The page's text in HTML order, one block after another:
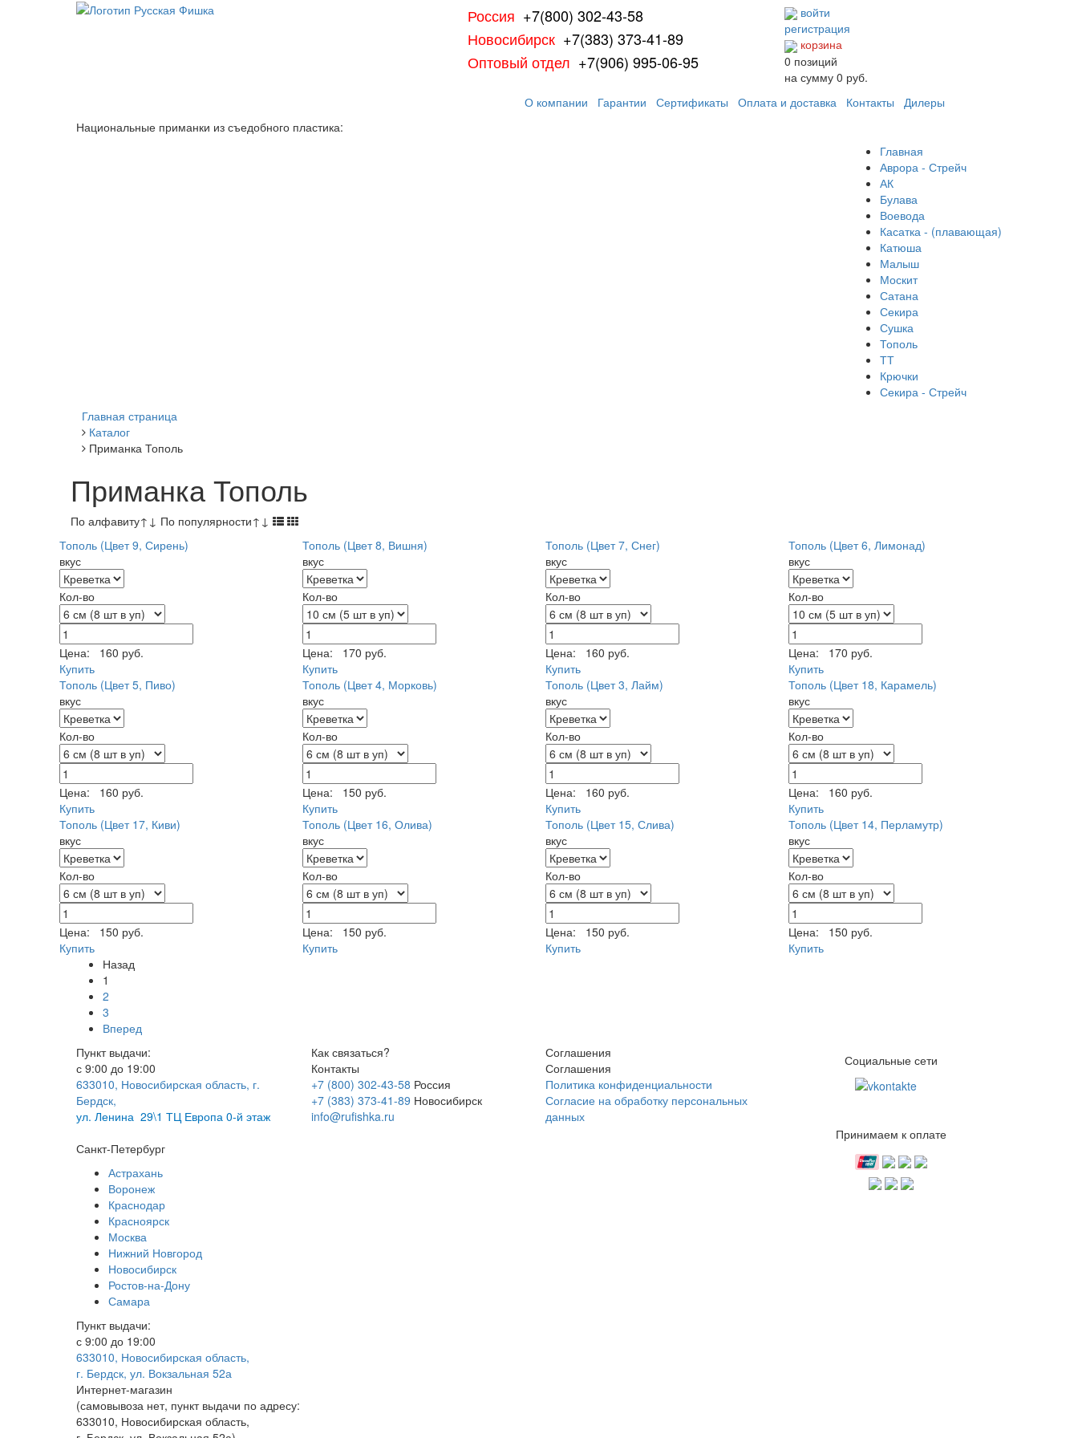
Россия +7(800) 302-43-58
Новосибирск +7(383) 373-41-89
Оптовый отдел +7(906) 995-06-95
войти
регистрация
корзина
0 позиций
на сумму 0 руб.
О компании
Гарантии Сертификаты Оплата и доставка Контакты
Дилеры
Национальные приманки из съедобного пластика:
Главная
Аврора - Стрейч
АК
Булава
Воевода
Касатка - (плавающая)
Катюша
Малыш
Москит
Сатана
Секира
Сушка
Тополь
ТТ
Крючки
Секира - Стрейч
Главная страница
Каталог
Приманка Тополь
Приманка Тополь
По алфавиту↑ ↓ По популярности↑ ↓
Тополь (Цвет 9, Сирень)
вкус
Кол-во
Цена:
160 руб.
Купить
Тополь (Цвет 8, Вишня)
вкус
Кол-во
Цена:
170 руб.
Купить
Тополь (Цвет 7, Снег)
вкус
Кол-во
Цена:
160 руб.
Купить
Тополь (Цвет 6, Лимонад)
вкус
Кол-во
Цена:
170 руб.
Купить
Тополь (Цвет 5, Пиво)
вкус
Кол-во
Цена:
160 руб.
Купить
Тополь (Цвет 4, Морковь)
вкус
Кол-во
Цена:
150 руб.
Купить
Тополь (Цвет 3, Лайм)
вкус
Кол-во
Цена:
160 руб.
Купить
Тополь (Цвет 18, Карамель)
вкус
Кол-во
Цена:
160 руб.
Купить
Тополь (Цвет 17, Киви)
вкус
Кол-во
Цена:
150 руб.
Купить
Тополь (Цвет 16, Олива)
вкус
Кол-во
Цена:
150 руб.
Купить
Тополь (Цвет 15, Слива)
вкус
Кол-во
Цена:
150 руб.
Купить
Тополь (Цвет 14, Перламутр)
вкус
Кол-во
Цена:
150 руб.
Купить
Назад
1
2
3
Вперед
Пункт выдачи:
с 9:00 до 19:00
633010, Новосибирская область, г.
Бердск,
ул. Ленина 29\1 ТЦ Европа 0-й этаж
Санкт-Петербург
Астрахань
Воронеж
Краснодар
Красноярск
Москва
Нижний Новгород
Новосибирск
Ростов-на-Дону
Самара
Как связаться?
Контакты
+7 (800) 302-43-58 Россия
+7 (383) 373-41-89 Новосибирск
info@rufishka.ru
Соглашения
Соглашения
Политика конфиденциальности
Согласие на обработку персональных
данных
Социальные сети
Принимаем к оплате
Пункт выдачи:
с 9:00 до 19:00
633010, Новосибирская область,
г. Бердск, ул. Вокзальная 52а
Интернет-магазин
(самовывоза нет, пункт выдачи по адресу:
633010, Новосибирская область,